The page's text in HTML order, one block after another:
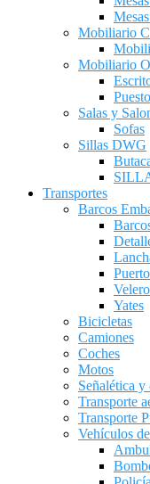
Mobiliario
Mobiliario
Salas y
Sofas
Sillas DWG
Transportes
Barcos
Yates
Bicicletas
Camiones
Coches
Motos
Señalética y
Transporte
Transporte
Vehículos